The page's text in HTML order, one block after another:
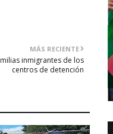
MÁS RECIENTE
inmigrantes de los
centros de detención